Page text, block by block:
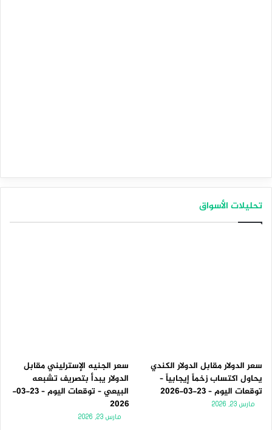
تحليلات الأسواق
سعر الدولار مقابل الدولار الكندي
يحاول اكتساب زخماً إيجابياً –
توقعات اليوم – 23-03-2026
مارس 23, 2026
سعر الجنيه الإسترليني مقابل
الدولار يبدأ بتصريف تشبعه
البيعي – توقعات اليوم – 23-03-
2026
مارس 23, 2026